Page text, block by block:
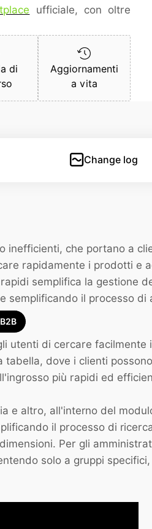
ufficiale, con oltre
di
Aggiornamenti
a vita
Change log
che portano a
rapidamente i prodotti e
semplifica la gestione
il processo di
utenti di cercare
dove i clienti
più rapidi ed
e altro, all'interno del
il processo di
Per gli
solo a gruppi